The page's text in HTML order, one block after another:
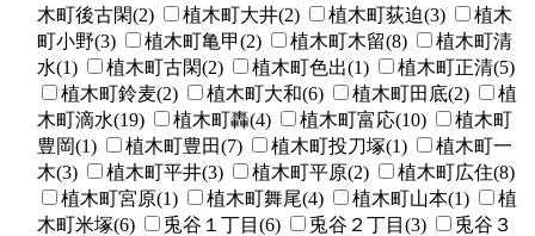
木町後古閑(2)
植木町大井(2) 植木町荻迫(3)
植木
町小野(3)
植木町亀甲(2) 植木町木留(8)
植木町清
水(1)
植木町古閑(2) 植木町色出(1)
植木町正清(5)
植木町鈴麦(2)
植木町大和(6) 植木町田底(2)
植
木町滴水(19)
植木町轟(4) 植木町富応(10)
植木町
豊岡(1)
植木町豊田(7) 植木町投刀塚(1)
植木町一
木(3)
植木町平井(3) 植木町平原(2)
植木町広住(8)
植木町宮原(1)
植木町舞尾(4) 植木町山本(1)
植
木町米塚(6)
兎谷１丁目(6) 兎谷２丁目(3)
兎谷３